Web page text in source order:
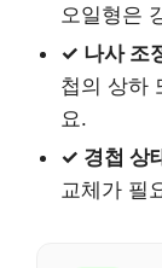
오일형은
✓ 나사 조
첩의 상하
요.
✓ 경첩 상
교체가 필